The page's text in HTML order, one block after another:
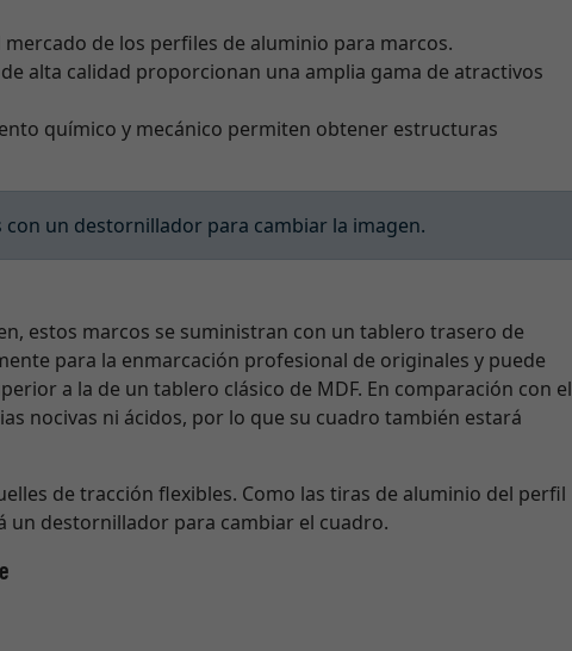
de los perfiles de aluminio para marcos.
alta calidad proporcionan una amplia gama de atractivos
químico y mecánico permiten obtener estructuras
un destornillador para cambiar la imagen.
estos marcos se suministran con un tablero trasero de
para la enmarcación profesional de originales y puede
a la de un tablero clásico de MDF. En comparación con el
nocivas ni ácidos, por lo que su cuadro también estará
de tracción flexibles. Como las tiras de aluminio del perfil
un destornillador para cambiar el cuadro.